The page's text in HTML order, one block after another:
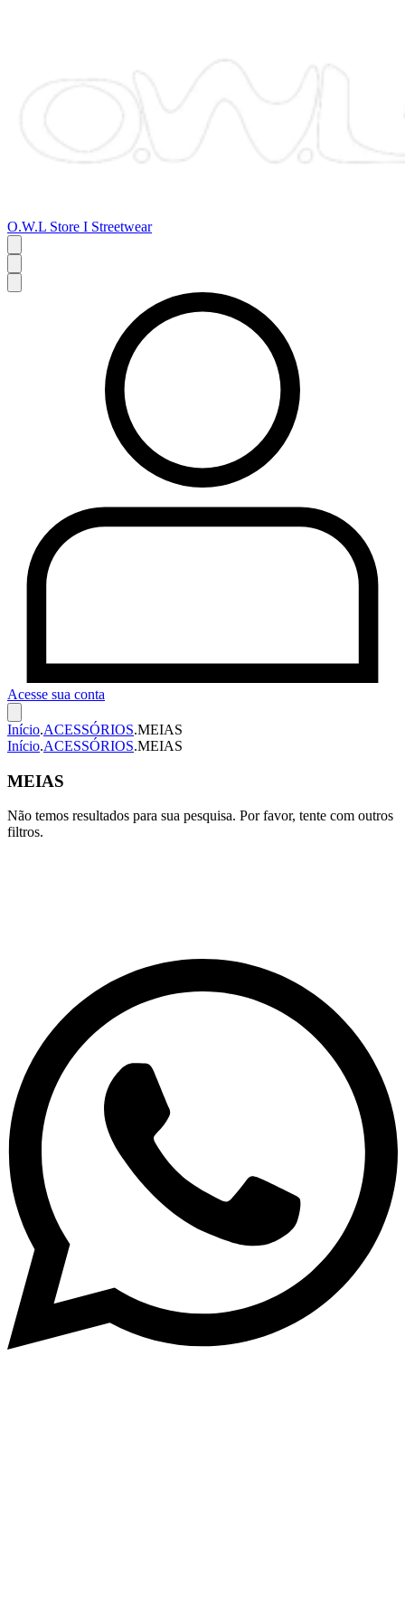
O.W.L Store I Streetwear
Acesse sua conta
Início.ACESSÓRIOS.MEIAS
Início.ACESSÓRIOS.MEIAS
MEIAS
Não temos resultados para sua pesquisa. Por favor, tente com outros
filtros.